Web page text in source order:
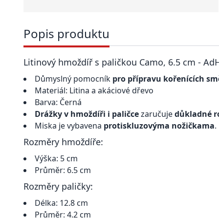
Popis produktu
Litinový hmoždíř s paličkou Camo, 6.5 cm -
Důmyslný pomocník pro přípravu kořenících
Materiál: Litina a akáciové dřevo
Barva: Černá
Drážky v hmoždíři i paličcezaručujedůkladné
Miska je vybavena protiskluzovýma nožičkama.
Rozměry hmoždíře:
Výška: 5 cm
Průměr: 6.5 cm
Rozměry paličky:
Délka: 12.8 cm
Průměr: 4.2 cm